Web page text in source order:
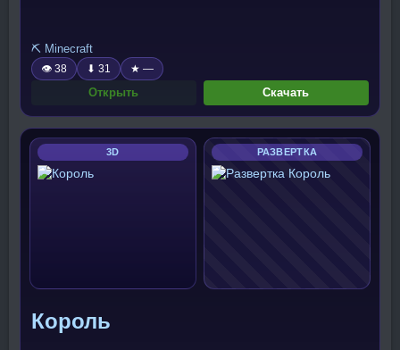
⛏️ Minecraft
👁 38 ⬇ 31 ★ —
Открыть Скачать
3D РАЗВЕРТКА
Король